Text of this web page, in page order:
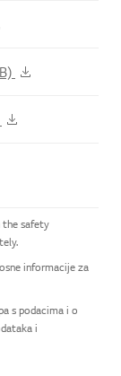
the safety
informacije za
s podacima i o
i